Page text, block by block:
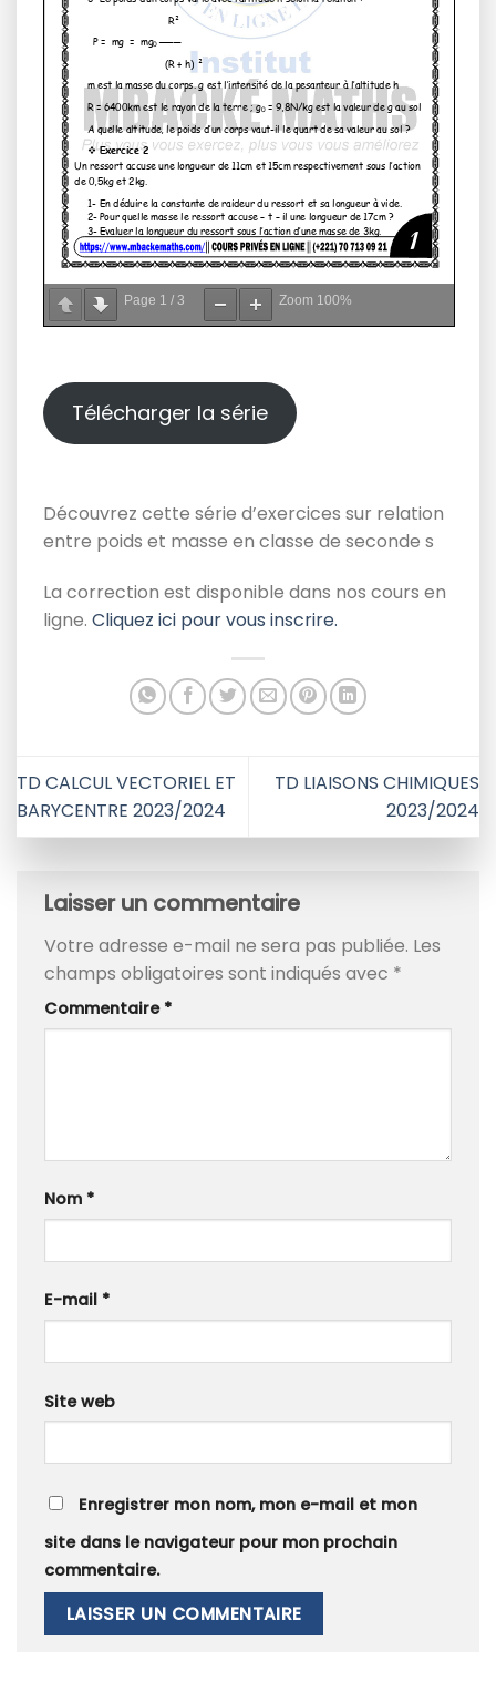
Page 1 / 3 Zoom 100%
Télécharger la série
Découvrez cette série d’exercices sur relation
entre poids et masse en classe de seconde s
La correction est disponible dans nos cours en
ligne. Cliquez ici pour vous inscrire.
TD CALCUL VECTORIEL ET
BARYCENTRE 2023/2024
TD LIAISONS CHIMIQUES
2023/2024
Laisser un commentaire
Votre adresse e-mail ne sera pas publiée. Les
champs obligatoires sont indiqués avec *
Commentaire *
Nom *
E-mail *
Site web
Enregistrer mon nom, mon e-mail et mon
site dans le navigateur pour mon prochain
commentaire.